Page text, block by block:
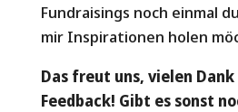
Fundraisings noch einmal
mir Inspirationen holen
Das freut uns, vielen
Feedback! Gibt es sonst